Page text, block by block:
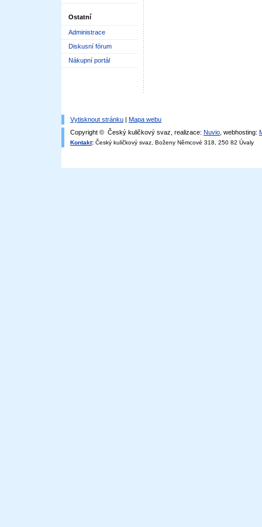
Ostatní
Administrace
Diskusní fórum
Nákupní portál
Vytisknout stránku | Mapa webu
Copyright © Český kuličkový svaz, realizace: Nuvio , webhosting:
Kontakt: Český kuličkový svaz, Boženy Němcové 318, 250 82 Úvaly